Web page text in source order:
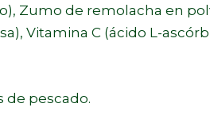
Zumo de remolacha en
Vitamina C (ácido L-
de pescado.